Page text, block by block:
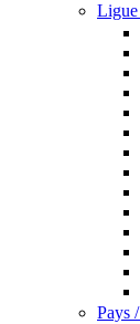
Ligue
Pays